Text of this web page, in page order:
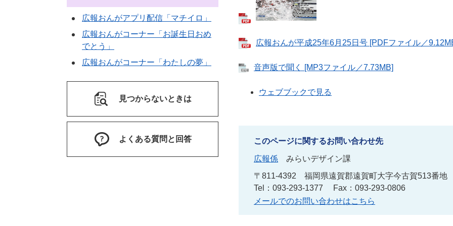
広報おんが平成25年6月25日号 [PDFファイル／
音声版で聞く [MP3ファイル／7.73MB]
ウェブブックで見る
このページに関するお問い合わせ先
広報係
みらいデザイン課
〒811-4392
福岡県遠賀郡遠賀町大字今古賀513番地
Tel：093-293-1377
Fax：093-293-0806
メールでのお問い合わせはこちら
広報おんがアプリ配信「マチイロ」
広報おんがコーナー「お誕生日おめ
でとう」
広報おんがコーナー「わたしの夢」
見つからないときは
よくある質問と回答